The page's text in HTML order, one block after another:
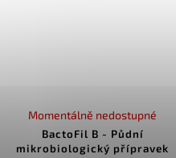
BactoFil B - Půdní
mikrobiologický přípravek
Momentálně nedostupné